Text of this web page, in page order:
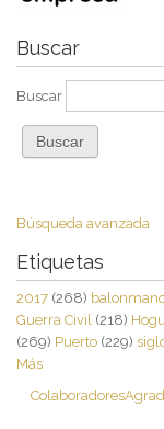
Buscar
Buscar
Búsqueda avanzada
Etiquetas
2017 (268)
Guerra Civil (218)
(269) Puerto (229)
Más
Colaboradores